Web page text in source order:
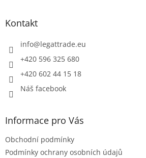
Kontakt
info@legattrade.eu
+420 596 325 680
+420 602 44 15 18
Náš facebook
Informace pro Vás
Obchodní podmínky
Podmínky ochrany osobních údajů